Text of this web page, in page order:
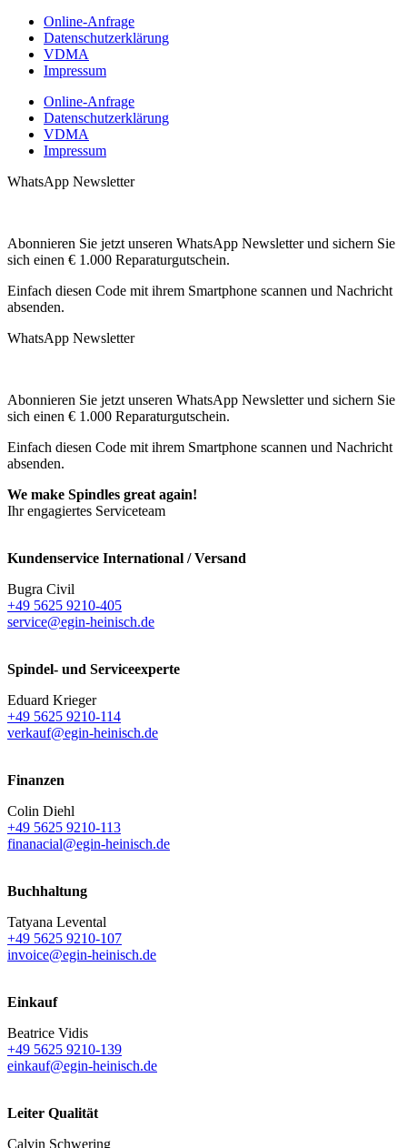
Online-Anfrage
Datenschutzerklärung
VDMA
Impressum
Online-Anfrage
Datenschutzerklärung
VDMA
Impressum
WhatsApp Newsletter
Abonnieren Sie jetzt unseren WhatsApp Newsletter und sichern Sie
sich einen € 1.000 Reparaturgutschein.
Einfach diesen Code mit ihrem Smartphone scannen und Nachricht
absenden.
WhatsApp Newsletter
Abonnieren Sie jetzt unseren WhatsApp Newsletter und sichern Sie
sich einen € 1.000 Reparaturgutschein.
Einfach diesen Code mit ihrem Smartphone scannen und Nachricht
absenden.
We make Spindles great again!
Ihr engagiertes Serviceteam
Kundenservice International / Versand
Bugra Civil
+49 5625 9210-405
service@egin-heinisch.de
Spindel- und Serviceexperte
Eduard Krieger
+49 5625 9210-114
verkauf@egin-heinisch.de
Finanzen
Colin Diehl
+49 5625 9210-113
finanacial@egin-heinisch.de
Buchhaltung
Tatyana Levental
+49 5625 9210-107
invoice@egin-heinisch.de
Einkauf
Beatrice Vidis
+49 5625 9210-139
einkauf@egin-heinisch.de
Leiter Qualität
Calvin Schwering